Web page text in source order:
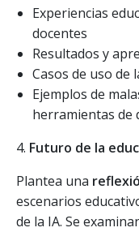
Experiencias
docentes
Resultados y
Casos de uso de
Ejemplos de
herramientas de
4. Futuro de la
Plantea una
escenarios
de la IA. Se